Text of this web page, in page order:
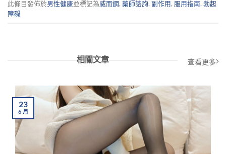
此條目發佈於男性健康並標記為威而鋼 , 藥師諮詢, 副作用 , 服用指南, 勃起
障礙
相關文章 查看更多
23
6月